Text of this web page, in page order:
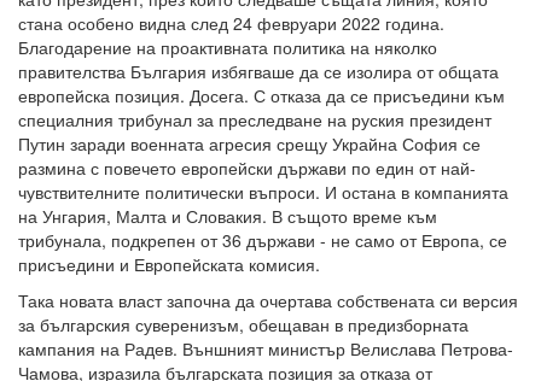
стана особено видна след 24 февруари 2022 година.
Благодарение на проактивната политика на няколко
правителства България избягваше да се изолира от общата
европейска позиция. Досега. С отказа да се присъедини към
специалния трибунал за преследване на руския президент
Путин заради военната агресия срещу Украйна София се
размина с повечето европейски държави по един от най-
чувствителните политически въпроси. И остана в компанията
на Унгария, Малта и Словакия. В същото време към
трибунала, подкрепен от 36 държави - не само от Европа, се
присъедини и Европейската комисия.
Така новата власт започна да очертава собствената си версия
за българския суверенизъм, обещаван в предизборната
кампания на Радев. Външният министър Велислава Петрова-
Чамова, изразила българската позиция за отказа от